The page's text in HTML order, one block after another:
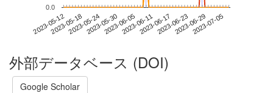
2023-05-122023-05-182023-05-242023-05-302023-06-052023-06-112023-06-172023-06-232023-06-292023-07-05
0.0
外部データベース (DOI)
Google Scholar